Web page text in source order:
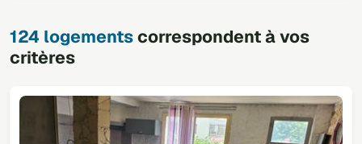
124 logementscorrespondent à vos
critères